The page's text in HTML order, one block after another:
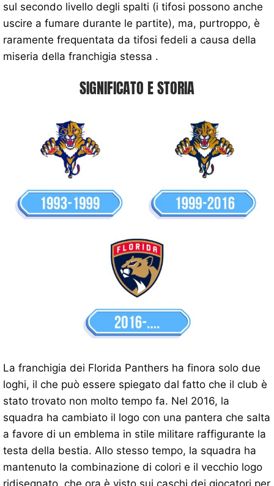
sul secondo livello degli spalti (i tifosi possono anche
uscire a fumare durante le partite), ma, purtroppo, è
raramente frequentata da tifosi fedeli a causa della
miseria della franchigia stessa .
SIGNIFICATO E STORIA
La franchigia dei Florida Panthers ha finora solo due
loghi, il che può essere spiegato dal fatto che il club è
stato trovato non molto tempo fa. Nel 2016, la
squadra ha cambiato il logo con una pantera che salta
a favore di un emblema in stile militare raffigurante la
testa della bestia. Allo stesso tempo, la squadra ha
mantenuto la combinazione di colori e il vecchio logo